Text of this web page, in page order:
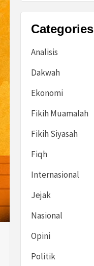
Categories
Analisis
Dakwah
Ekonomi
Fikih Muamalah
Fikih Siyasah
Fiqh
Internasional
Jejak
Nasional
Opini
Politik